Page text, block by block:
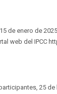
de enero de
web del IPCC
25